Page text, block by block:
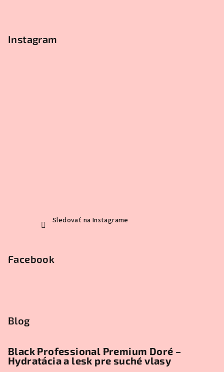
Instagram
Sledovať na Instagrame
Facebook
Blog
Black Professional Premium Doré –
Hydratácia a lesk pre suché vlasy